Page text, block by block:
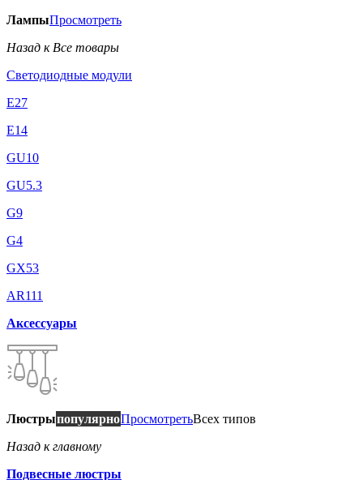
ЛампыПросмотреть
Назад к Все товары
Светодиодные модули
E27
E14
GU10
GU5.3
G9
G4
GX53
AR111
Аксессуары
ЛюстрыпопулярноПросмотретьВсех типов
Назад к главному
Подвесные люстры